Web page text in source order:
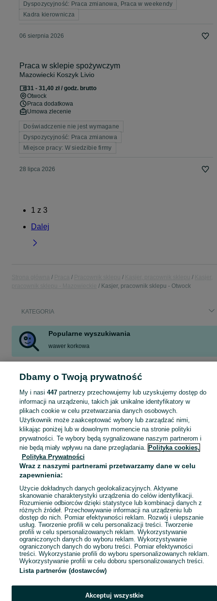
Dyspozycyjność: Praca zmianowa, Praca w weekendy
Kadra kierownicza
06 sierpnia 2026
Praca w sklepie spożywczym
Mazowiecki Koszyk Livio
31 - 31,40 zł / godz. brutto
Otwock
Praca dodatkowa
Umowa zlecenie
Doświadczenie nie jest wymagane
Dyspozycyjność: Praca zmianowa
Miejsce pracy: W siedzibie firmy
28 lipca 2026
1 z 3
Dalej
Kasjer, pracownik sklepu - Otwock
KATEGORIA
Popularne wyszukiwania
wawer korkowa
Mapa kategorii
Mapa miejscowości
Mapa ministron
Popularne wyszukiwania
Dbamy o Twoją prywatność
My i nasi 447partnerzy przechowujemy lub uzyskujemy dostęp do
informacji na urządzeniu, takich jak unikalne identyfikatory w
plikach cookie w celu przetwarzania danych osobowych.
Użytkownik może zaakceptować wybory lub zarządzać nimi,
klikając poniżej lub w dowolnym momencie na stronie polityki
prywatności. Te wybory będą sygnalizowane naszym partnerom i
nie będą miały wpływu na dane przeglądania. Polityka cookies,
Polityka Prywatności
Wraz z naszymi partnerami przetwarzamy dane w celu
zapewnienia:
Użycie dokładnych danych geolokalizacyjnych. Aktywne
skanowanie charakterystyki urządzenia do celów identyfikacji.
Rozumienie odbiorców dzięki statystyce lub kombinacji danych z
różnych źródeł. Przechowywanie informacji na urządzeniu lub
dostęp do nich. Pomiar efektywności reklam. Rozwój i ulepszanie
usług. Tworzenie profili w celu personalizacji treści. Tworzenie
profili w celu spersonalizowanych reklam. Wykorzystywanie
ograniczonych danych do wyboru reklam. Wykorzystywanie
ograniczonych danych do wyboru treści. Pomiar efektywności
treści. Wykorzystanie profili do wyboru spersonalizowanych reklam.
Wykorzystywanie profili w celu doboru spersonalizowanych treści.
Lista partnerów (dostawców)
Akceptuj wszystkie